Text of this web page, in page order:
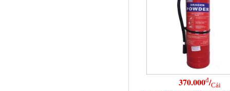
370.000đ/Cái